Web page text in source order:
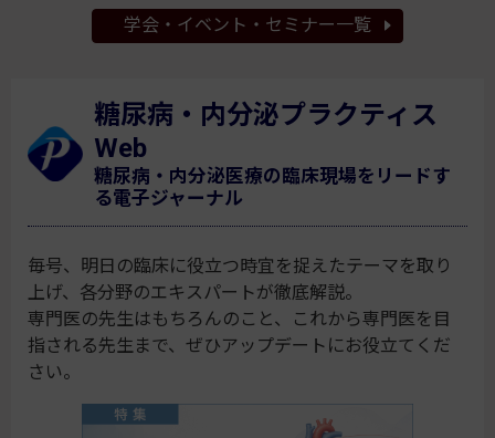
学会・イベント・セミナー一覧
糖尿病・内分泌プラクティス
Web
糖尿病・内分泌医療の臨床現場をリードす
る電子ジャーナル
毎号、明日の臨床に役立つ時宜を捉えたテーマを取り
上げ、各分野のエキスパートが徹底解説。
専門医の先生はもちろんのこと、これから専門医を目
指される先生まで、ぜひアップデートにお役立てくだ
さい。